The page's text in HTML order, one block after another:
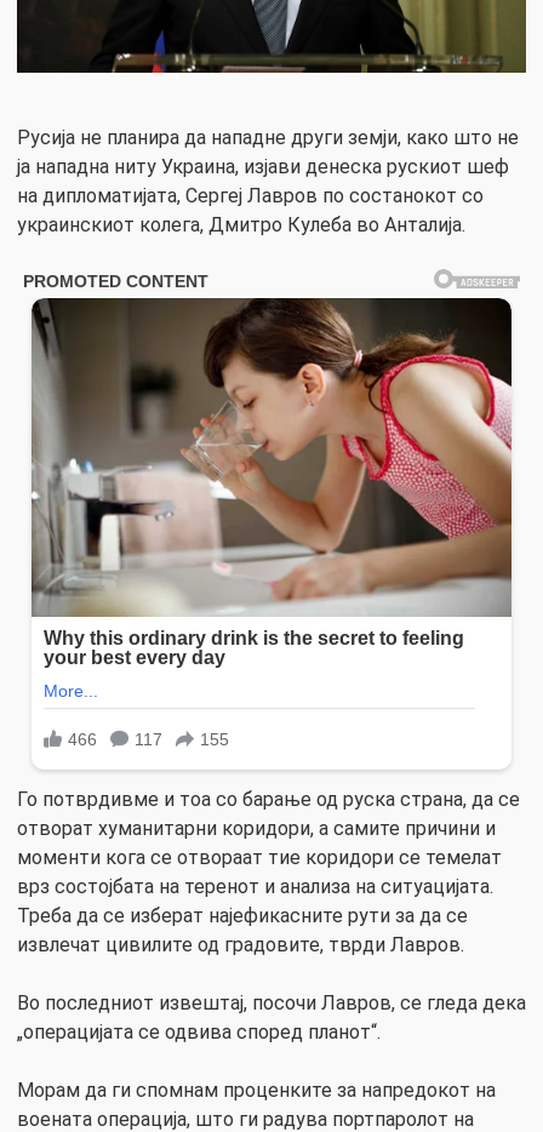
Русија не планира да нападне други земји, како што не
ја нападна ниту Украина, изјави денеска рускиот шеф
на дипломатијата, Сергеј Лавров по состанокот со
украинскиот колега, Дмитро Кулеба во Анталија.
Го потврдивме и тоа со барање од руска страна, да се
отворат хуманитарни коридори, а самите причини и
моменти кога се отвораат тие коридори се темелат
врз состојбата на теренот и анализа на ситуацијата.
Треба да се изберат најефикасните рути за да се
извлечат цивилите од градовите, тврди Лавров.
Во последниот извештај, посочи Лавров, се гледа дека
„операцијата се одвива според планот“.
Морам да ги спомнам проценките за напредокот на
воената операција, што ги радува портпаролот на